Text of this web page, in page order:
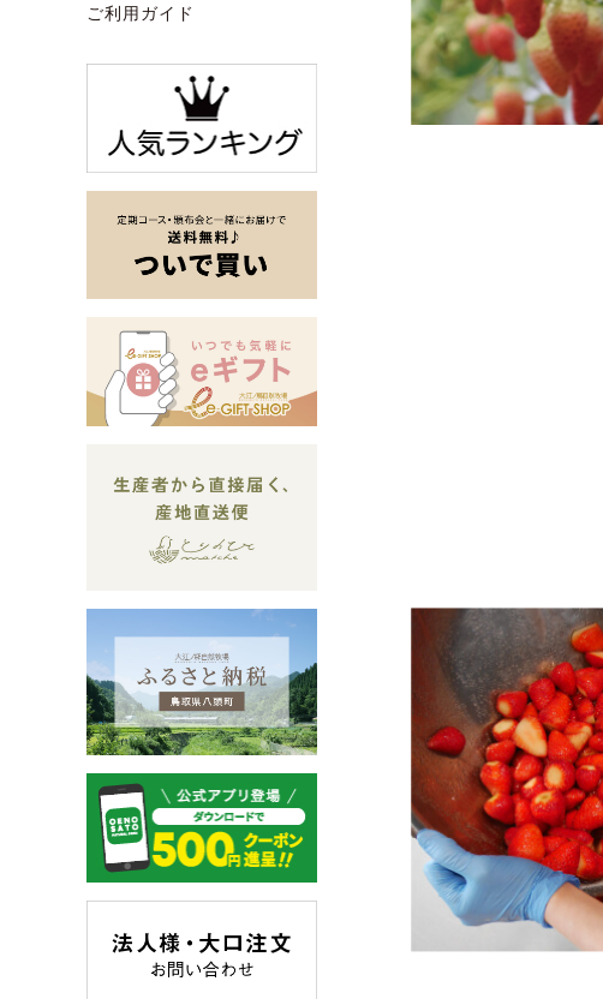
ご利用ガイド